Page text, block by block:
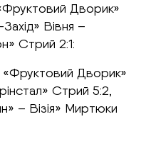
Дворик»
Вівня –
Стрий 2:1:
Дворик»
Стрий 5:2,
– Візія» Миртюки